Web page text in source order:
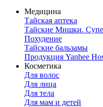
Медицина
Тайская аптека
Тайские Мишки.
Похудение
Тайские бальзамы
Продукция Yanhee
Косметика
Для волос
Для лица
Для тела
Для мам и детей